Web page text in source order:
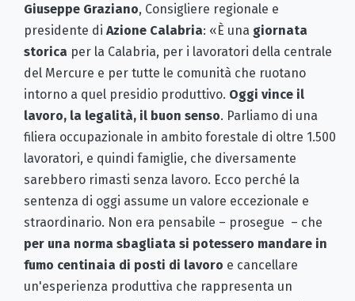
Giuseppe Graziano, Consigliere regionale e
presidente di Azione Calabria: «È una giornata
storica per la Calabria, per i lavoratori della centrale
del Mercure e per tutte le comunità che ruotano
intorno a quel presidio produttivo. Oggi vince il
lavoro, la legalità, il buon senso. Parliamo di una
filiera occupazionale in ambito forestale di oltre 1.500
lavoratori, e quindi famiglie, che diversamente
sarebbero rimasti senza lavoro. Ecco perché la
sentenza di oggi assume un valore eccezionale e
straordinario. Non era pensabile – prosegue – che
per una norma sbagliata si potessero mandare in
fumo centinaia di posti di lavoro e cancellare
un'esperienza produttiva che rappresenta un